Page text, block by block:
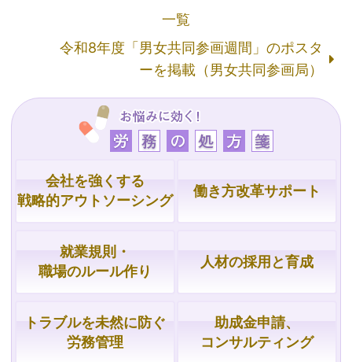
一覧
令和8年度「男女共同参画週間」のポスタ
ーを掲載（男女共同参画局）
会社を強くする
戦略的アウトソーシング
働き方改革サポート
就業規則・
職場のルール作り
人材の採用と育成
トラブルを未然に防ぐ
労務管理
助成金申請、
コンサルティング